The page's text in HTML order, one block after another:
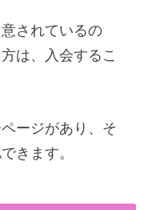
されているの
は、入会するこ
ージがあり、そ
きます。